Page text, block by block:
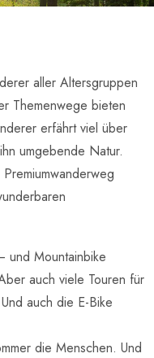
aller Altersgruppen
Themenwege bieten
erfährt viel über
umgebende Natur.
Mountainbike
auch viele Touren für
auch die E-Bike
die Menschen. Und